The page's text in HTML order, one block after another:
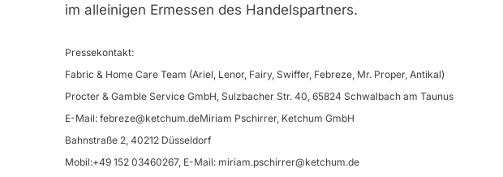
im alleinigen Ermessen des Handelspartners.
Pressekontakt:
Fabric & Home Care Team (Ariel, Lenor, Fairy, Swiffer, Febreze, Mr. Proper, Antikal)
Procter & Gamble Service GmbH, Sulzbacher Str. 40, 65824 Schwalbach am Taunus
E-Mail: febreze@ketchum.deMiriam Pschirrer, Ketchum GmbH
Bahnstraße 2, 40212 Düsseldorf
Mobil:+49 152 03460267, E-Mail: miriam.pschirrer@ketchum.de